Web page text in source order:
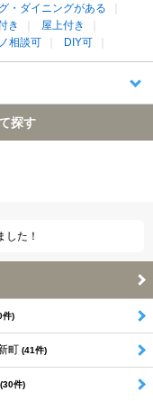
・ダイニングがある
き
屋上付き
相談可 DIY可
探す
した！
件)
町 (41件)
(30件)